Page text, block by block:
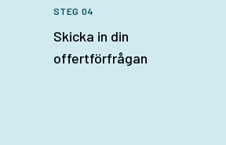
STEG 04
Skicka in din
offertförfrågan